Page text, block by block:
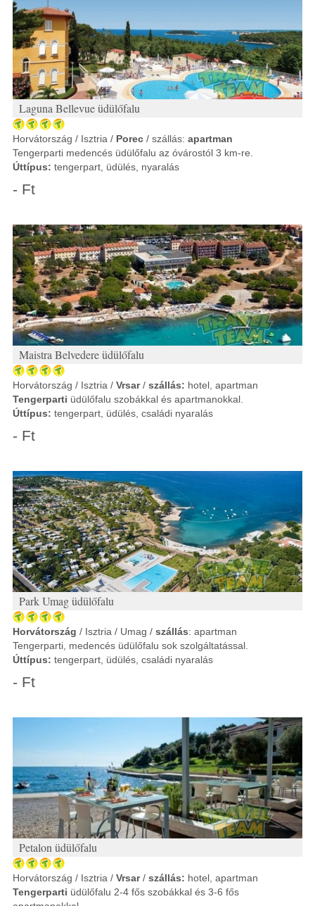
Laguna Bellevue üdülőfalu
Horvátország / Isztria / Porec / szállás: apartman
Tengerparti medencés üdülőfalu az óvárostól 3 km-re.
Úttípus: tengerpart, üdülés, nyaralás
- Ft
Maistra Belvedere üdülőfalu
Horvátország / Isztria / Vrsar/ szállás: hotel, apartman
Tengerparti üdülőfalu szobákkal és apartmanokkal.
Úttípus: tengerpart, üdülés, családi nyaralás
- Ft
Park Umag üdülőfalu
Horvátország / Isztria / Umag / szállás: apartman
Tengerparti, medencés üdülőfalu sok szolgáltatással.
Úttípus: tengerpart, üdülés, családi nyaralás
- Ft
Petalon üdülőfalu
Horvátország / Isztria / Vrsar/ szállás: hotel, apartman
Tengerparti üdülőfalu 2-4 fős szobákkal és 3-6 fős